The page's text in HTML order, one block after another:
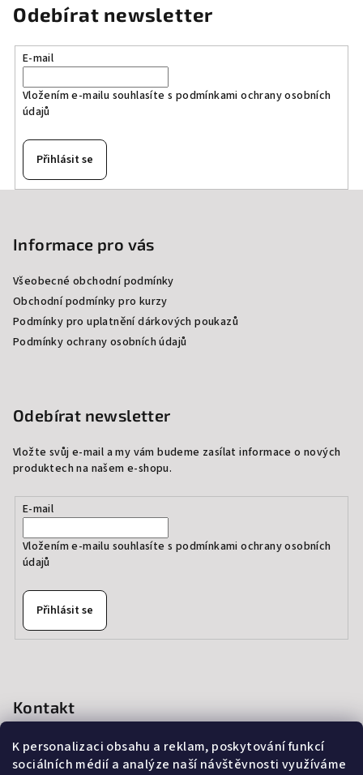
K personalizaci obsahu a reklam, poskytování funkcí
sociálních médií a analýze naší návštěvnosti využíváme
Odebírat newsletter
E-mail
Vložením e-mailu souhlasíte s podmínkami ochrany osobních
údajů
Přihlásit se
Informace pro vás
Všeobecné obchodní podmínky
Obchodní podmínky pro kurzy
Podmínky pro uplatnění dárkových poukazů
Podmínky ochrany osobních údajů
Odebírat newsletter
Vložte svůj e-mail a my vám budeme zasílat informace o nových
produktech na našem e-shopu.
E-mail
Vložením e-mailu souhlasíte s podmínkami ochrany osobních
údajů
Přihlásit se
Kontakt
info@thedressprague.com
+420 724 244 022